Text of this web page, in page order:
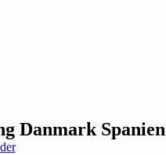
Danmark Spanien